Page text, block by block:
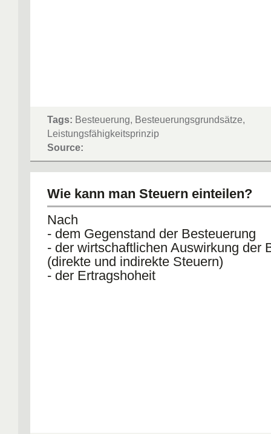
Tags: Besteuerung, Besteuerungsgrundsätze,
Leistungsfähigkeitsprinzip
Source:
Wie kann man Steuern einteilen?
Nach
- dem Gegenstand der Besteuerung
- der wirtschaftlichen Auswirkung der
(direkte und indirekte Steuern)
- der Ertragshoheit